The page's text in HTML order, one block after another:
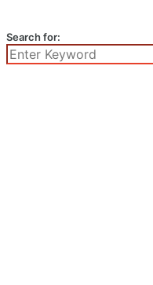
Search for: